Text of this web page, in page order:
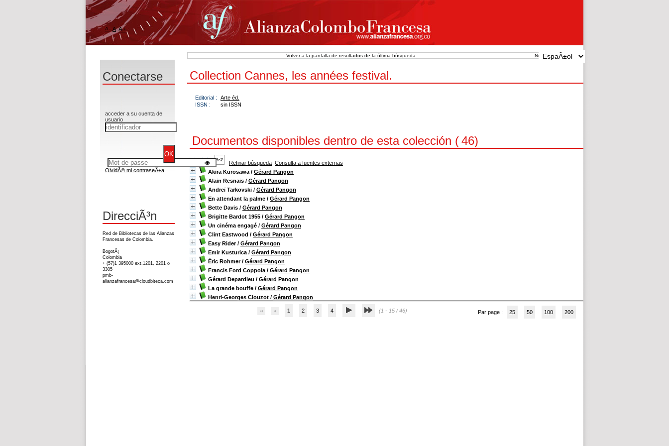
Volver a la pantalla de resultados de la última búsqueda New search
Collection Cannes, les années festival.
Editorial :
Arte éd.
ISSN :
sin ISSN
Documentos disponibles dentro de esta colección (46)
Refinar búsqueda Consulta a fuentes externas
Akira Kurosawa / Gérard Pangon
Alain Resnais / Gérard Pangon
Andreï Tarkovski / Gérard Pangon
En attendant la palme / Gérard Pangon
Bette Davis / Gérard Pangon
Brigitte Bardot 1955 / Gérard Pangon
Un cinéma engagé / Gérard Pangon
Clint Eastwood / Gérard Pangon
Easy Rider/ Gérard Pangon
Emir Kusturica / Gérard Pangon
Éric Rohmer/ Gérard Pangon
Francis Ford Coppola / Gérard Pangon
Gérard Depardieu / Gérard Pangon
La grande bouffe / Gérard Pangon
Henri-Georges Clouzot / Gérard Pangon
1 2 3 4 (1 - 15 / 46) Par page : 25 50 100 200
A- A A+
Conectarse
acceder a su cuenta de
usuario
OlvidÃ© mi contraseÃ±a
DirecciÃ³n
Red de Bibliotecas de las Alianzas
Francesas de Colombia.
BogotÃ¡
Colombia
+ (57)1 395000 ext.1201, 2201 o
3305
pmb-
alianzafrancesa@cloudbiteca.com